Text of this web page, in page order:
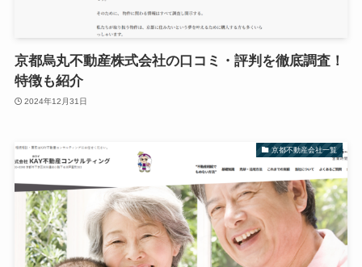
京都烏丸不動産株式会社の口コミ・評判を徹底調査！
特徴も紹介
2024年12月31日
京都不動産会社一覧